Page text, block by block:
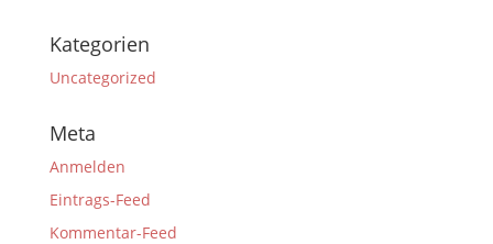
Kategorien
Uncategorized
Meta
Anmelden
Eintrags-Feed
Kommentar-Feed